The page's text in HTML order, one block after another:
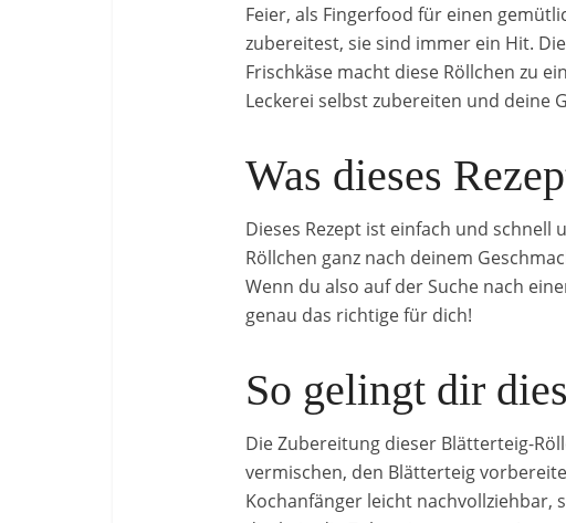
Feier, als Fingerfood für einen
zubereitest, sie sind immer ein Hit.
Frischkäse macht diese Röllchen zu
Leckerei selbst zubereiten und deine
Was dieses
Dieses Rezept ist einfach und
Röllchen ganz nach deinem
Wenn du also auf der Suche nach
genau das richtige für dich!
So gelingt dir
Die Zubereitung dieser Blätterteig-
vermischen, den Blätterteig
Kochanfänger leicht nachvollziehbar,